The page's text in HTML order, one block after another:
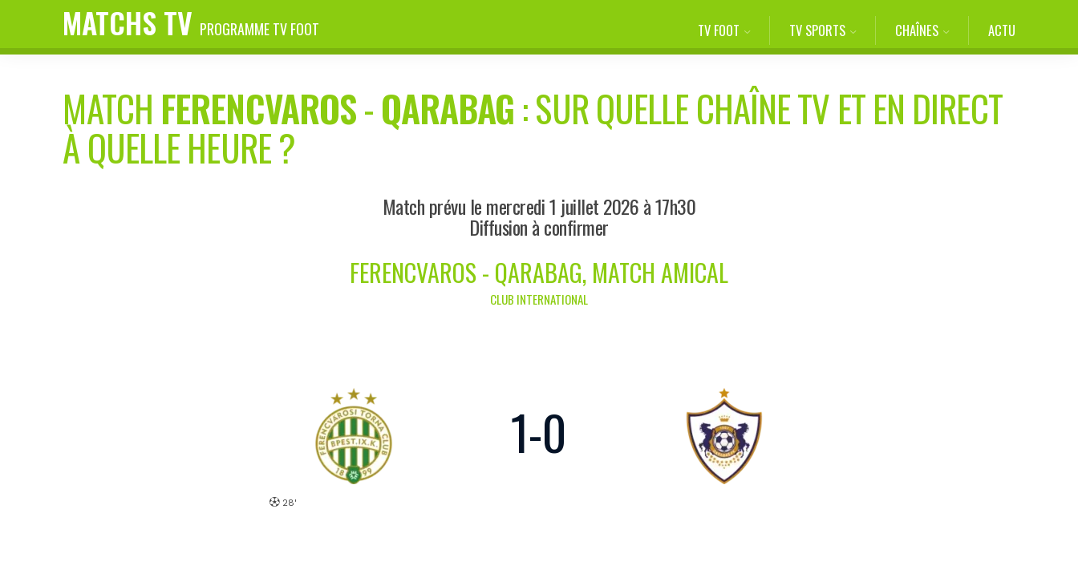
MATCHS TV PROGRAMME TV FOOT TV FOOT TV SPORTS CHAÎNES ACTU
MATCH FERENCVAROS-QARABAG: SUR QUELLE CHAÎNE TV ET EN DIRECT
À QUELLE HEURE ?
Match prévu le mercredi 1 juillet 2026 à 17h30
Diffusion à confirmer
FERENCVAROS - QARABAG, MATCH AMICAL
CLUB INTERNATIONAL
28'
1-0